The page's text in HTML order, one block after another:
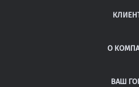
ДИПЛОМНЫЕ
ВОПРОСЫ
ПОЛИТИКА
О
ВАШ